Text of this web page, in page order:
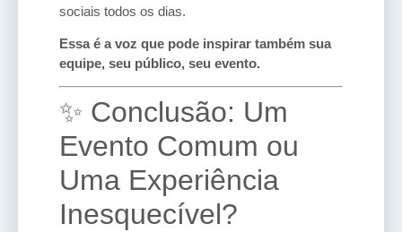
sociais todos os dias.
Essa é a voz que pode inspirar também sua
equipe, seu público, seu evento.
✨ Conclusão: Um
Evento Comum ou
Uma Experiência
Inesquecível?